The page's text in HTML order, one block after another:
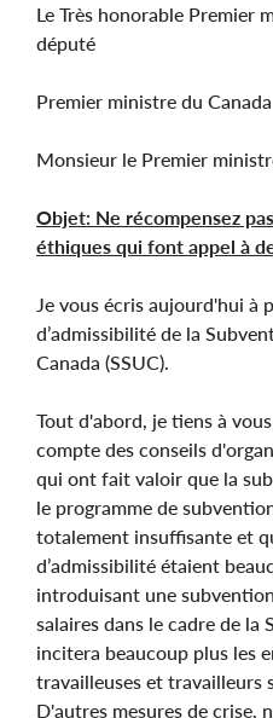
Le Très honorable Premier
député
Premier ministre du Canada
Monsieur le Premier
Objet: Ne récompensez
éthiques qui font appel à
Je vous écris aujourd'hui à
d’admissibilité de la
Canada (SSUC).
Tout d'abord, je tiens à
compte des conseils
qui ont fait valoir que la
le programme de
totalement insuffisante et
d’admissibilité étaient
introduisant une
salaires dans le cadre de la
incitera beaucoup plus les
travailleuses et travailleurs
D'autres mesures de crise,